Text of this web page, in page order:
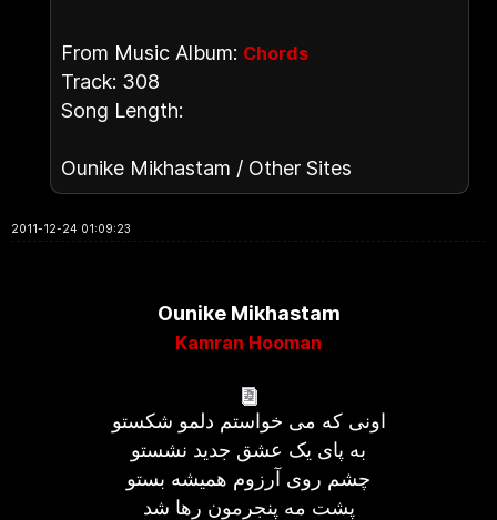
From Music Album: Chords
Track: 308
Song Length:
Ounike Mikhastam / Other Sites
2011-12-24 01:09:23
Ounike Mikhastam
Kamran Hooman
اونی که می خواستم دلمو شکستو
به پای یک عشق جدید نشستو
چشم روی آرزوم همیشه بستو
پشت مه پنجرمون رها شد